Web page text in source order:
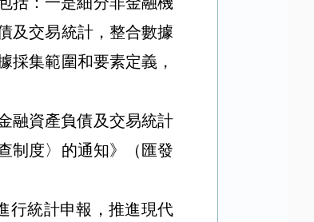
及交易統計，整合數據
採集範圍和要素定義，
融資產負債及交易統計
制度〉的通知》（匯發
行統計申報，推進現代